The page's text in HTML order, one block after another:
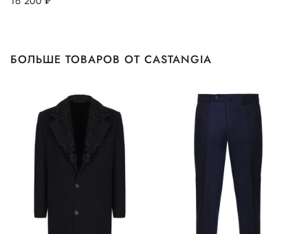
БОЛЬШЕ ТОВАРОВ ОТ CASTANGIA